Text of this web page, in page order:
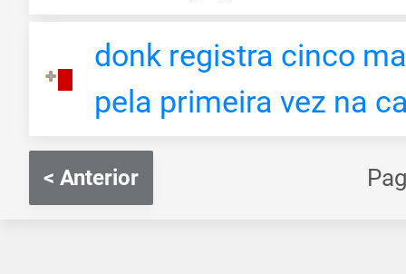
donk registra cinco
pela primeira vez na
< Anterior